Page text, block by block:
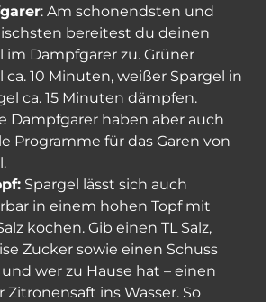
: Am schonendsten und
bereitest du deinen
im Dampfgarer zu. Grüner
ca. 10 Minuten, weißer Spargel in
ca. 15 Minuten dämpfen.
Dampfgarer haben aber auch
Programme für das Garen von
Spargel lässt sich auch
in einem hohen Topf mit
kochen. Gib einen TL Salz,
Zucker sowie einen Schuss
und wer zu Hause hat – einen
Zitronensaft ins Wasser. So